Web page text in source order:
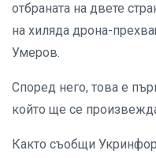
отбраната на двете
на хиляда дрона-
Умеров.
Според него, това е
който ще се
Както съобщи